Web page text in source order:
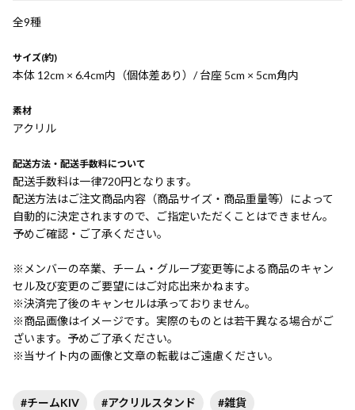
全9種
サイズ(約)
本体 12cm × 6.4cm内（個体差あり）/ 台座 5cm × 5cm角内
素材
アクリル
配送方法・配送手数料について
配送手数料は一律720円となります。
配送方法はご注文商品内容（商品サイズ・商品重量等）によって
自動的に決定されますので、ご指定いただくことはできません。
予めご確認・ご了承ください。
※メンバーの卒業、チーム・グループ変更等による商品のキャン
セル及び変更のご要望にはご対応出来かねます。
※決済完了後のキャンセルは承っておりません。
※商品画像はイメージです。実際のものとは若干異なる場合がご
ざいます。予めご了承ください。
※当サイト内の画像と文章の転載はご遠慮ください。
#チームKIV #アクリルスタンド #雑貨